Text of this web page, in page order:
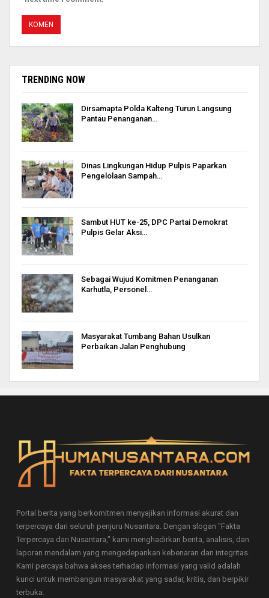
TRENDING NOW
Dirsamapta Polda Kalteng Turun Langsung
Pantau Penanganan…
Dinas Lingkungan Hidup Pulpis Paparkan
Pengelolaan Sampah…
Sambut HUT ke-25, DPC Partai Demokrat
Pulpis Gelar Aksi…
Sebagai Wujud Komitmen Penanganan
Karhutla, Personel…
Masyarakat Tumbang Bahan Usulkan
Perbaikan Jalan Penghubung
Portal berita yang berkomitmen menyajikan informasi akurat dan
terpercaya dari seluruh penjuru Nusantara. Dengan slogan "Fakta
Terpercaya dari Nusantara," kami menghadirkan berita, analisis, dan
laporan mendalam yang mengedepankan kebenaran dan integritas.
Kami percaya bahwa akses terhadap informasi yang valid adalah
kunci untuk membangun masyarakat yang sadar, kritis, dan berpikir
terbuka.